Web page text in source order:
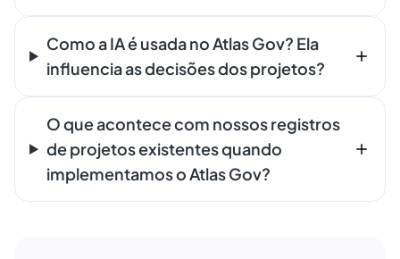
Como a IA é usada no Atlas Gov? Ela
influencia as decisões dos projetos?
O que acontece com nossos registros
de projetos existentes quando
implementamos o Atlas Gov?